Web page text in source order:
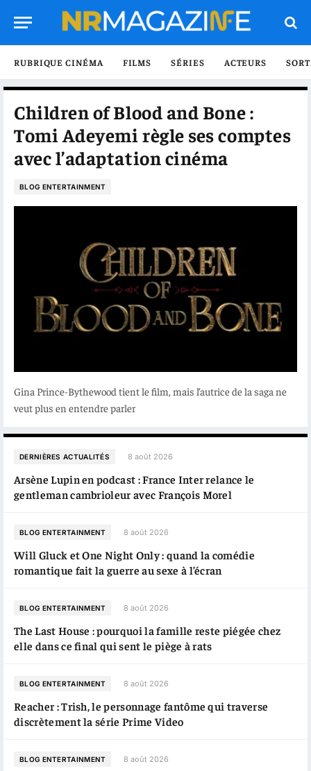
RUBRIQUE CINÉMA FILMS SÉRIES ACTEURS
Children of Blood and Bone :
Tomi Adeyemi règle ses comptes
avec l’adaptation cinéma
BLOG ENTERTAINMENT
Gina Prince-Bythewood tient le film, mais l’autrice de la saga ne
veut plus en entendre parler
DERNIÈRES ACTUALITÉS 8 août 2026
Arsène Lupin en podcast : France Inter relance le
gentleman cambrioleur avec François Morel
BLOG ENTERTAINMENT 8 août 2026
Will Gluck et One Night Only : quand la comédie
romantique fait la guerre au sexe à l’écran
BLOG ENTERTAINMENT 8 août 2026
The Last House : pourquoi la famille reste piégée chez
elle dans ce final qui sent le piège à rats
BLOG ENTERTAINMENT 8 août 2026
Reacher : Trish, le personnage fantôme qui traverse
discrètement la série Prime Video
BLOG ENTERTAINMENT 8 août 2026